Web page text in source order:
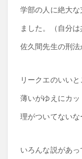
学部の人に絶大
ました。（自分
佐久間先生の刑法
リークエのいい
薄いがゆえにカ
理がついてないな
いろんな説があ